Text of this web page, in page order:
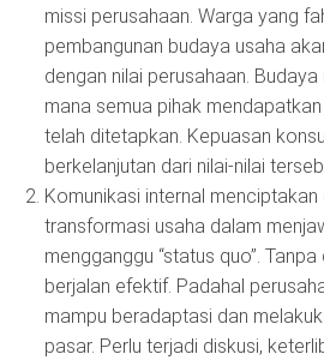
missi perusahaan. Warga yang
pembangunan budaya usaha
dengan nilai perusahaan.
mana semua pihak
telah ditetapkan. Kepuasan
berkelanjutan dari nilai-nilai
Komunikasi internal
transformasi usaha dalam
mengganggu “status quo”.
berjalan efektif. Padahal
mampu beradaptasi dan
pasar. Perlu terjadi diskusi,